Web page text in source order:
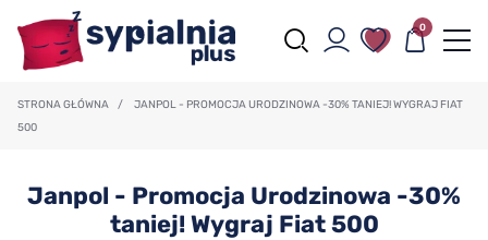
0
STRONA GŁÓWNA /
JANPOL - PROMOCJA URODZINOWA -30% TANIEJ! WYGRAJ FIAT
500
Janpol - Promocja Urodzinowa -30%
taniej! Wygraj Fiat 500